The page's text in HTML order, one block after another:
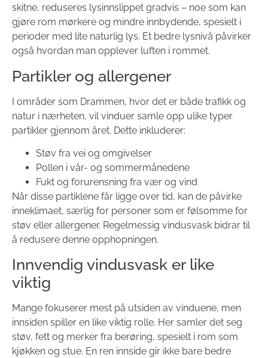
skitne, reduseres lysinnslippet gradvis – noe som kan
gjøre rom mørkere og mindre innbydende, spesielt i
perioder med lite naturlig lys. Et bedre lysnivå påvirker
også hvordan man opplever luften i rommet.
Partikler og allergener
I områder som Drammen, hvor det er både trafikk og
natur i nærheten, vil vinduer samle opp ulike typer
partikler gjennom året. Dette inkluderer:
Støv fra vei og omgivelser
Pollen i vår- og sommermånedene
Fukt og forurensning fra vær og vind
Når disse partiklene får ligge over tid, kan de påvirke
inneklimaet, særlig for personer som er følsomme for
støv eller allergener. Regelmessig vindusvask bidrar til
å redusere denne opphopningen.
Innvendig vindusvask er like
viktig
Mange fokuserer mest på utsiden av vinduene, men
innsiden spiller en like viktig rolle. Her samler det seg
støv, fett og merker fra berøring, spesielt i rom som
kjøkken og stue. En ren innside gir ikke bare bedre